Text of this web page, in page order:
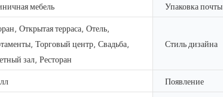
мебель Упаковка почты
Открытая терраса, Отель,
Торговый центр, Свадьба,
зал, Ресторан
Стиль дизайна
Появление